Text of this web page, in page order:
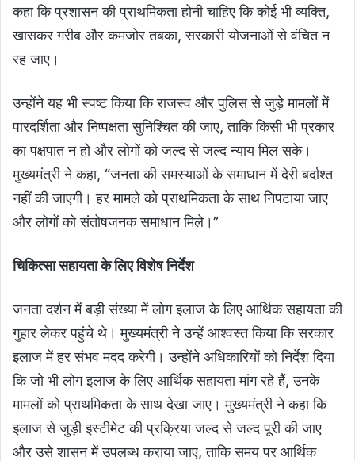
कहा कि प्रशासन की प्राथमिकता होनी चाहिए कि कोई भी व्यक्ति,
खासकर गरीब और कमजोर तबका, सरकारी योजनाओं से वंचित न
रह जाए।
उन्होंने यह भी स्पष्ट किया कि राजस्व और पुलिस से जुड़े मामलों में
पारदर्शिता और निष्पक्षता सुनिश्चित की जाए, ताकि किसी भी प्रकार
का पक्षपात न हो और लोगों को जल्द से जल्द न्याय मिल सके।
मुख्यमंत्री ने कहा, “जनता की समस्याओं के समाधान में देरी बर्दाश्त
नहीं की जाएगी। हर मामले को प्राथमिकता के साथ निपटाया जाए
और लोगों को संतोषजनक समाधान मिले।”
चिकित्सा सहायता के लिए विशेष निर्देश
जनता दर्शन में बड़ी संख्या में लोग इलाज के लिए आर्थिक सहायता की
गुहार लेकर पहुंचे थे। मुख्यमंत्री ने उन्हें आश्वस्त किया कि सरकार
इलाज में हर संभव मदद करेगी। उन्होंने अधिकारियों को निर्देश दिया
कि जो भी लोग इलाज के लिए आर्थिक सहायता मांग रहे हैं, उनके
मामलों को प्राथमिकता के साथ देखा जाए। मुख्यमंत्री ने कहा कि
इलाज से जुड़ी इस्टीमेट की प्रक्रिया जल्द से जल्द पूरी की जाए
और उसे शासन में उपलब्ध कराया जाए, ताकि समय पर आर्थिक